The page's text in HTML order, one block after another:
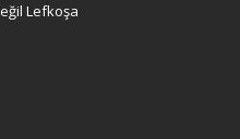
Lefkoşa